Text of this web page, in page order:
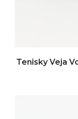
Tenisky Veja